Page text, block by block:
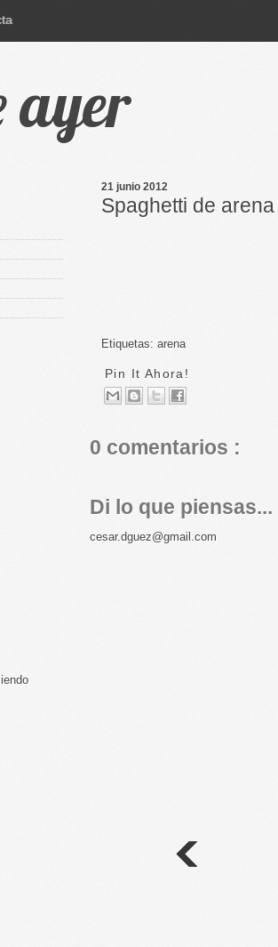
ayer
21 junio 2012
Spaghetti de arena
Etiquetas: arena
Pin It Ahora!
0 comentarios :
Di lo que piensas...
cesar.dguez@gmail.com